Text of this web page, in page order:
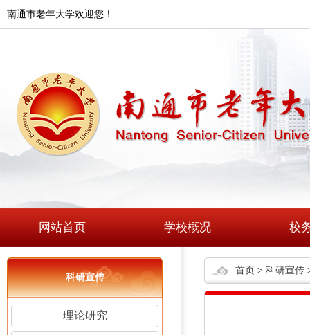
南通市老年大学欢迎您！
网站首页 学校概况 校
科研宣传
理论研究
首页 > 科研宣传